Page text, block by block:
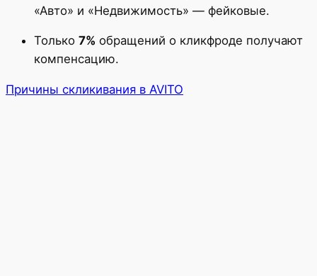
«Авто» и «Недвижимость» — фейковые.
Только 7% обращений о кликфроде получают
компенсацию.
Причины скликивания в AVITO